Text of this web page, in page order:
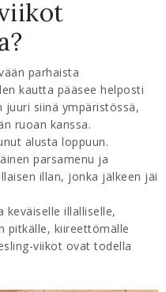
parhaista
kautta pääsee helposti
juuri siinä ympäristössä,
ruoan kanssa.
alusta loppuun.
parsamenu ja
illan, jonka jälkeen jäi
keväiselle illalliselle,
pitkälle, kiireettömälle
viikot ovat todella